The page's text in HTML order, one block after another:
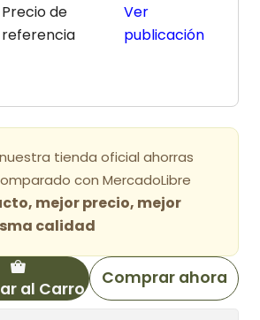
Precio de
referencia
Ver
publicación
tienda oficial ahorras
con MercadoLibre
mejor precio, mejor
calidad
al Carro
Comprar ahora